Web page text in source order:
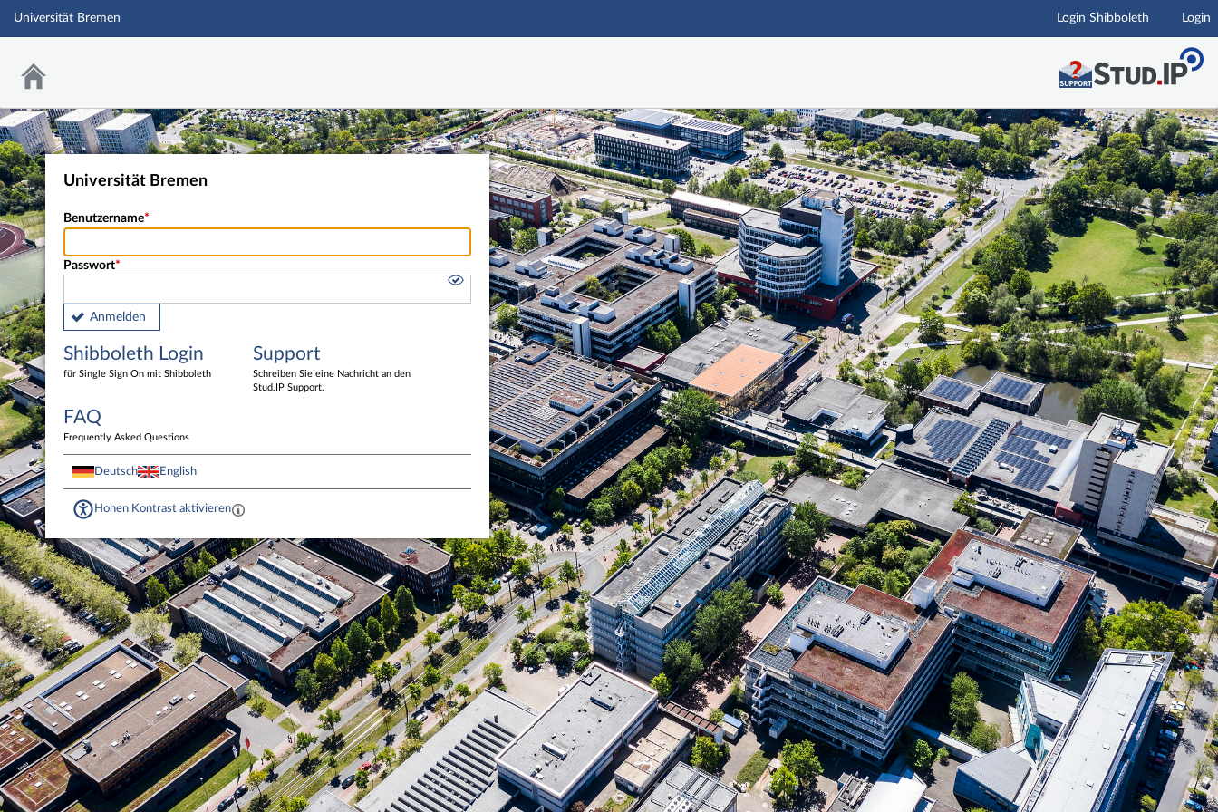
Hauptnavigation
Universität Bremen Login Shibboleth Login
Universität Bremen
Benutzername
Passwort
Anmelden
Shibboleth Login
für Single Sign On mit Shibboleth
Support
Schreiben Sie eine Nachricht an den
Stud.IP Support.
FAQ
Frequently Asked Questions
Deutsch English
Hohen Kontrast aktivieren